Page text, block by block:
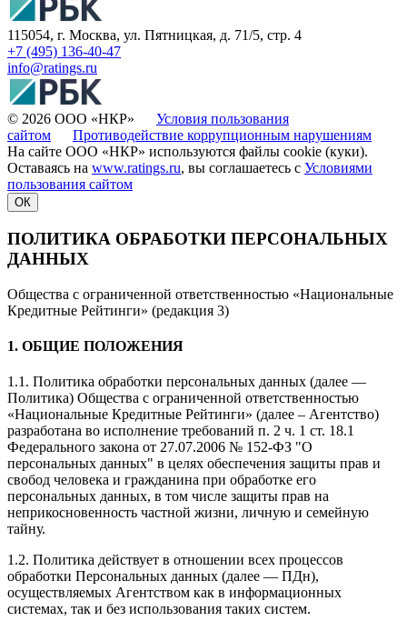
115054, г. Москва, ул. Пятницкая, д. 71/5, стр. 4
+7 (495) 136-40-47
info@ratings.ru
© 2026 ООО «НКР» Условия пользования
сайтом
Противодействие коррупционным нарушениям
На сайте ООО «НКР» используются файлы cookie (куки).
Оставаясь на www.ratings.ru, вы соглашаетесь с Условиями
пользования сайтом
ОК
ПОЛИТИКА ОБРАБОТКИ ПЕРСОНАЛЬНЫХ
ДАННЫХ
Общества с ограниченной ответственностью «Национальные
Кредитные Рейтинги» (редакция 3)
1. ОБЩИЕ ПОЛОЖЕНИЯ
1.1. Политика обработки персональных данных (далее —
Политика) Общества с ограниченной ответственностью
«Национальные Кредитные Рейтинги» (далее – Агентство)
разработана во исполнение требований п. 2 ч. 1 ст. 18.1
Федерального закона от 27.07.2006 № 152-ФЗ "О
персональных данных" в целях обеспечения защиты прав и
свобод человека и гражданина при обработке его
персональных данных, в том числе защиты прав на
неприкосновенность частной жизни, личную и семейную
тайну.
1.2. Политика действует в отношении всех процессов
обработки Персональных данных (далее — ПДн),
осуществляемых Агентством как в информационных
системах, так и без использования таких систем.